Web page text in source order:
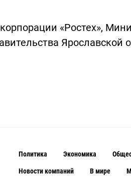
«Ростех»,
Ярославской
Политика Экономика
Новости компаний В мире